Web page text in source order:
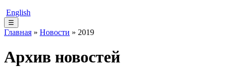
English
☰
Главная » Новости » 2019
Архив новостей